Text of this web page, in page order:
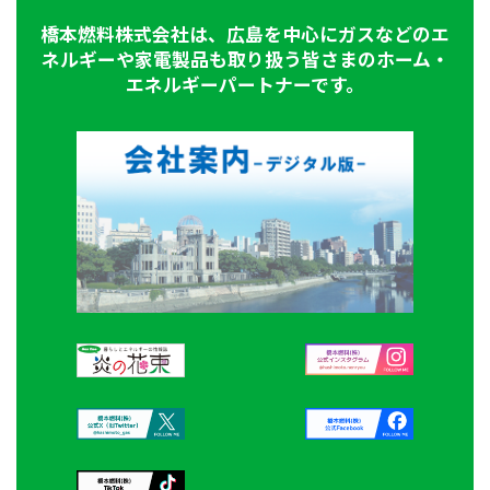
橋本燃料株式会社は、広島を中心にガスなどのエ
ネルギーや家電製品も取り扱う皆さまのホーム・
エネルギーパートナーです。